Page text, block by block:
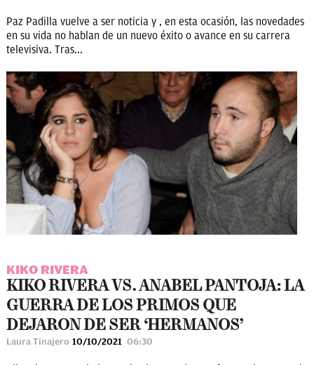
Paz Padilla vuelve a ser noticia y , en esta ocasión, las novedades
en su vida no hablan de un nuevo éxito o avance en su carrera
televisiva. Tras...
KIKO RIVERA
KIKO RIVERA VS. ANABEL PANTOJA: LA
GUERRA DE LOS PRIMOS QUE
DEJARON DE SER ‘HERMANOS’
Laura Tinajero 10/10/2021 06:30